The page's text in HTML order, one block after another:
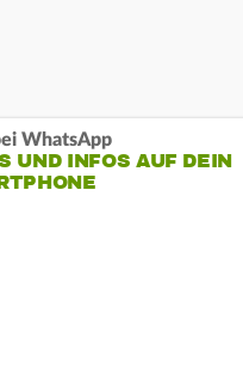
WhatsApp
UND INFOS AUF DEIN